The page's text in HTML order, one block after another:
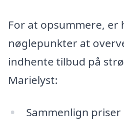
For at opsummere, er
nøglepunkter at
indhente tilbud på
Marielyst:
Sammenlign